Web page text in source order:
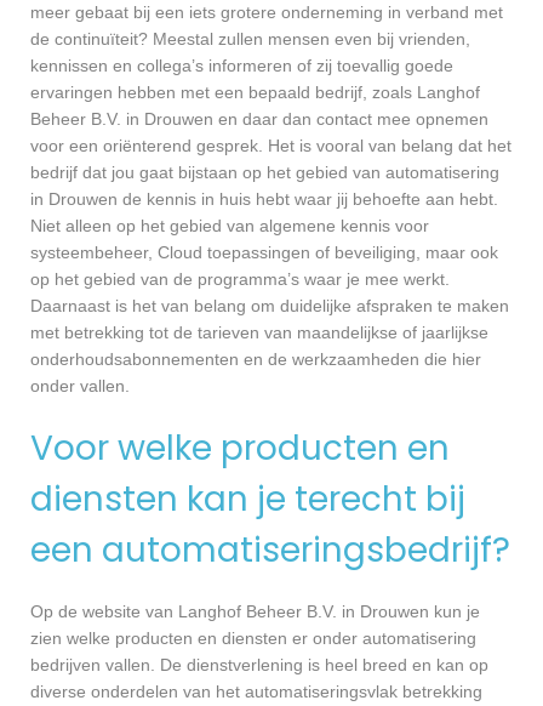
meer gebaat bij een iets grotere onderneming in verband met
de continuïteit? Meestal zullen mensen even bij vrienden,
kennissen en collega’s informeren of zij toevallig goede
ervaringen hebben met een bepaald bedrijf, zoals Langhof
Beheer B.V. in Drouwen en daar dan contact mee opnemen
voor een oriënterend gesprek. Het is vooral van belang dat het
bedrijf dat jou gaat bijstaan op het gebied van automatisering
in Drouwen de kennis in huis hebt waar jij behoefte aan hebt.
Niet alleen op het gebied van algemene kennis voor
systeembeheer, Cloud toepassingen of beveiliging, maar ook
op het gebied van de programma’s waar je mee werkt.
Daarnaast is het van belang om duidelijke afspraken te maken
met betrekking tot de tarieven van maandelijkse of jaarlijkse
onderhoudsabonnementen en de werkzaamheden die hier
onder vallen.
Voor welke producten en
diensten kan je terecht bij
een automatiseringsbedrijf?
Op de website van Langhof Beheer B.V. in Drouwen kun je
zien welke producten en diensten er onder automatisering
bedrijven vallen. De dienstverlening is heel breed en kan op
diverse onderdelen van het automatiseringsvlak betrekking